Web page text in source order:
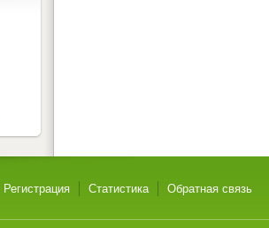
Регистрация Статистика Обратная связь